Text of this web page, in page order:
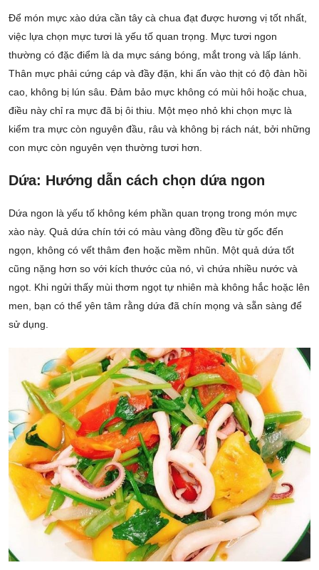
Để món mực xào dứa cần tây cà chua đạt được hương vị tốt nhất,
việc lựa chọn mực tươi là yếu tố quan trọng. Mực tươi ngon
thường có đặc điểm là da mực sáng bóng, mắt trong và lấp lánh.
Thân mực phải cứng cáp và đầy đặn, khi ấn vào thịt có độ đàn hồi
cao, không bị lún sâu. Đảm bảo mực không có mùi hôi hoặc chua,
điều này chỉ ra mực đã bị ôi thiu. Một mẹo nhỏ khi chọn mực là
kiểm tra mực còn nguyên đầu, râu và không bị rách nát, bởi những
con mực còn nguyên vẹn thường tươi hơn.
Dứa: Hướng dẫn cách chọn dứa ngon
Dứa ngon là yếu tố không kém phần quan trọng trong món mực
xào này. Quả dứa chín tới có màu vàng đồng đều từ gốc đến
ngọn, không có vết thâm đen hoặc mềm nhũn. Một quả dứa tốt
cũng nặng hơn so với kích thước của nó, vì chứa nhiều nước và
ngọt. Khi ngửi thấy mùi thơm ngọt tự nhiên mà không hắc hoặc lên
men, bạn có thể yên tâm rằng dứa đã chín mọng và sẵn sàng để
sử dụng.